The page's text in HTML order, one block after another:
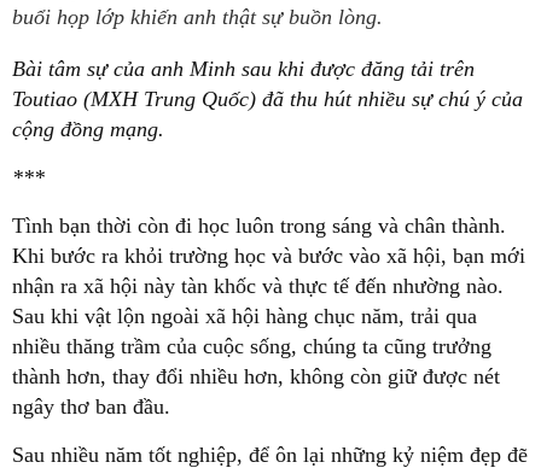
buổi họp lớp khiến anh thật sự buồn lòng.
Bài tâm sự của anh Minh sau khi được đăng tải trên
Toutiao (MXH Trung Quốc) đã thu hút nhiều sự chú ý của
cộng đồng mạng.
***
Tình bạn thời còn đi học luôn trong sáng và chân thành.
Khi bước ra khỏi trường học và bước vào xã hội, bạn mới
nhận ra xã hội này tàn khốc và thực tế đến nhường nào.
Sau khi vật lộn ngoài xã hội hàng chục năm, trải qua
nhiều thăng trầm của cuộc sống, chúng ta cũng trưởng
thành hơn, thay đổi nhiều hơn, không còn giữ được nét
ngây thơ ban đầu.
Sau nhiều năm tốt nghiệp, để ôn lại những kỷ niệm đẹp đẽ